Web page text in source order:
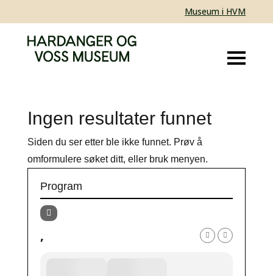
Museum i HVM
Ingen resultater funnet
Siden du ser etter ble ikke funnet. Prøv å
omformulere søket ditt, eller bruk menyen.
Program
,